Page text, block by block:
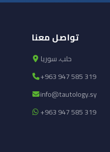
تواصل معنا
حلب، سوريا
+963 947 585 319
info@tautology.sy
+963 947 585 319